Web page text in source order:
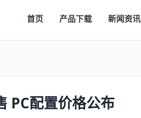
首页 产品下载 新闻资讯
PC配置价格公布